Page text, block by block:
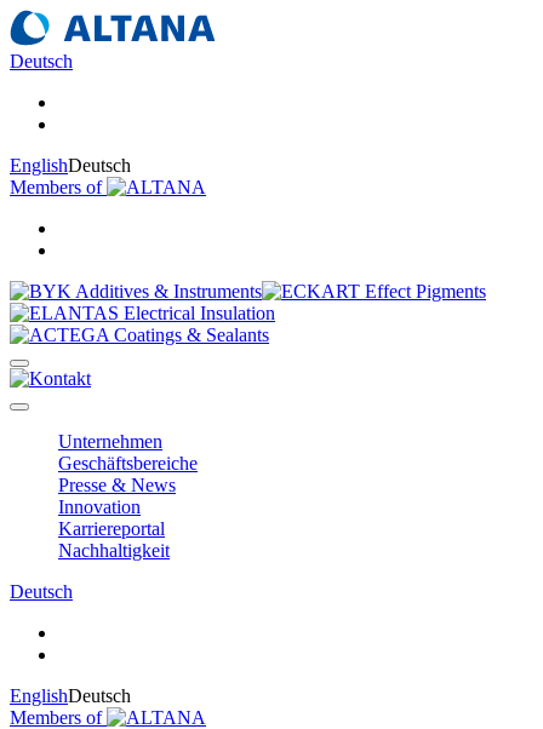
Deutsch
EnglishDeutsch
Members of
Unternehmen
Geschäftsbereiche
Presse & News
Innovation
Karriereportal
Nachhaltigkeit
Deutsch
EnglishDeutsch
Members of